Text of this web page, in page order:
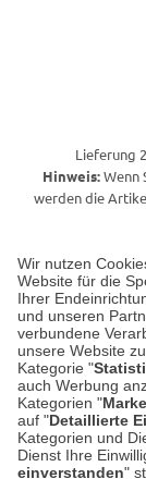
Wir nutzen
Website für die
Ihrer
und unseren
verbundene
unsere Website
Kategorie "
auch Werbung
Kategorien "
auf "Detaillierte
Kategorien und
Dienst Ihre
einverstanden"
Lieferung
Hinweis:Wenn
werden die